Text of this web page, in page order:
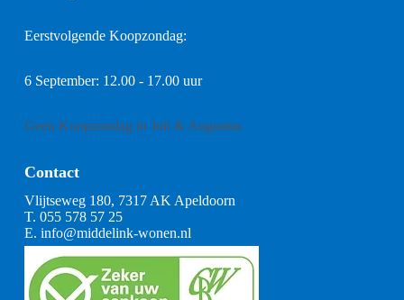
Eerstvolgende Koopzondag:
6 September: 12.00 - 17.00 uur
Geen Koopzondag in Juli & Augustus
Contact
Vlijtseweg 180, 7317 AK Apeldoorn
T. 055 578 57 25
E. info@middelink-wonen.nl